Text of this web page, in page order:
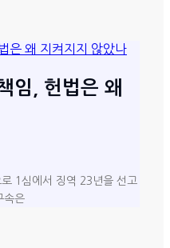
임, 헌법은 왜
1심에서 징역 23년을 선고
속은